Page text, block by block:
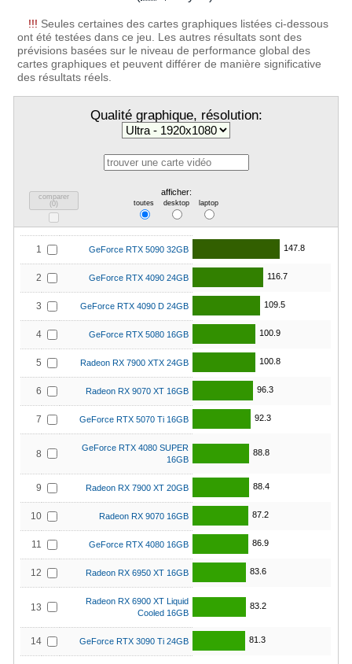
!!! Seules certaines des cartes graphiques listées ci-dessous
ont été testées dans ce jeu. Les autres résultats sont des
prévisions basées sur le niveau de performance global des
cartes graphiques et peuvent différer de manière significative
des résultats réels.
Qualité graphique, résolution:
comparer
(0)
afficher:
toutes desktop laptop
1 GeForce RTX 5090 32GB 147.8
2 GeForce RTX 4090 24GB 116.7
3 GeForce RTX 4090 D 24GB 109.5
4 GeForce RTX 5080 16GB 100.9
5 Radeon RX 7900 XTX 24GB 100.8
6 Radeon RX 9070 XT 16GB 96.3
7 GeForce RTX 5070 Ti 16GB 92.3
8
GeForce RTX 4080 SUPER
16GB
88.8
9 Radeon RX 7900 XT 20GB 88.4
10 Radeon RX 9070 16GB 87.2
11 GeForce RTX 4080 16GB 86.9
12 Radeon RX 6950 XT 16GB 83.6
13
Radeon RX 6900 XT Liquid
Cooled 16GB
83.2
14 GeForce RTX 3090 Ti 24GB 81.3